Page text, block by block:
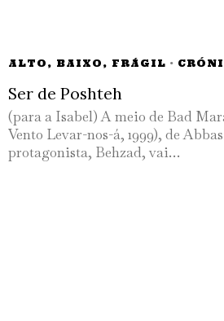
ALTO, BAIXO, FRÁGIL ·
Ser de Poshteh
(para a Isabel) A meio de Bad
Vento Levar-nos-á, 1999), de
protagonista, Behzad, vai…